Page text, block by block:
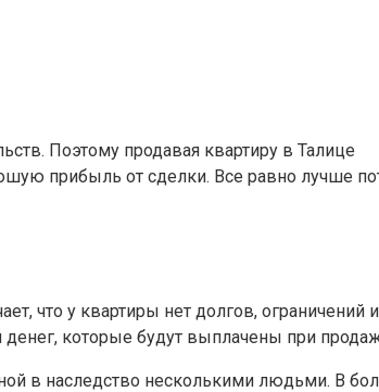
Поэтому продавая квартиру в Талице
прибыль от сделки. Все равно лучше
что у квартиры нет долгов, ограничений
денег, которые будут выплачены при
в наследство несколькими людьми. В